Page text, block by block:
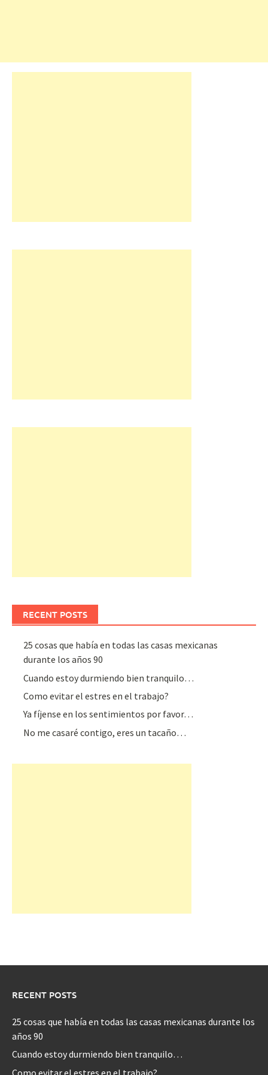
RECENT POSTS
25 cosas que había en todas las casas mexicanas
durante los años 90
Cuando estoy durmiendo bien tranquilo…
Como evitar el estres en el trabajo?
Ya fíjense en los sentimientos por favor…
No me casaré contigo, eres un tacaño…
RECENT POSTS
25 cosas que había en todas las casas mexicanas durante los
años 90
Cuando estoy durmiendo bien tranquilo…
Como evitar el estres en el trabajo?